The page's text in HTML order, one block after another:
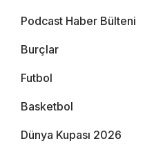
Podcast Haber Bülteni
Burçlar
Futbol
Basketbol
Dünya Kupası 2026